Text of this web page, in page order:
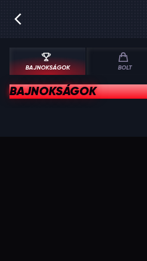
BAJNOKSÁGOK BOLT
BAJNOKSÁGOK